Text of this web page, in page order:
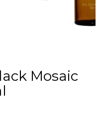
Mosaic